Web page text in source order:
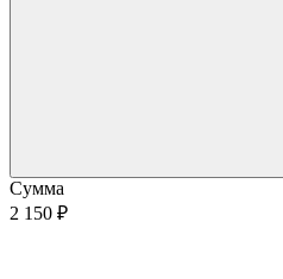
Сумма
2 150 ₽